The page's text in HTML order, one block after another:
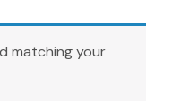
matching your